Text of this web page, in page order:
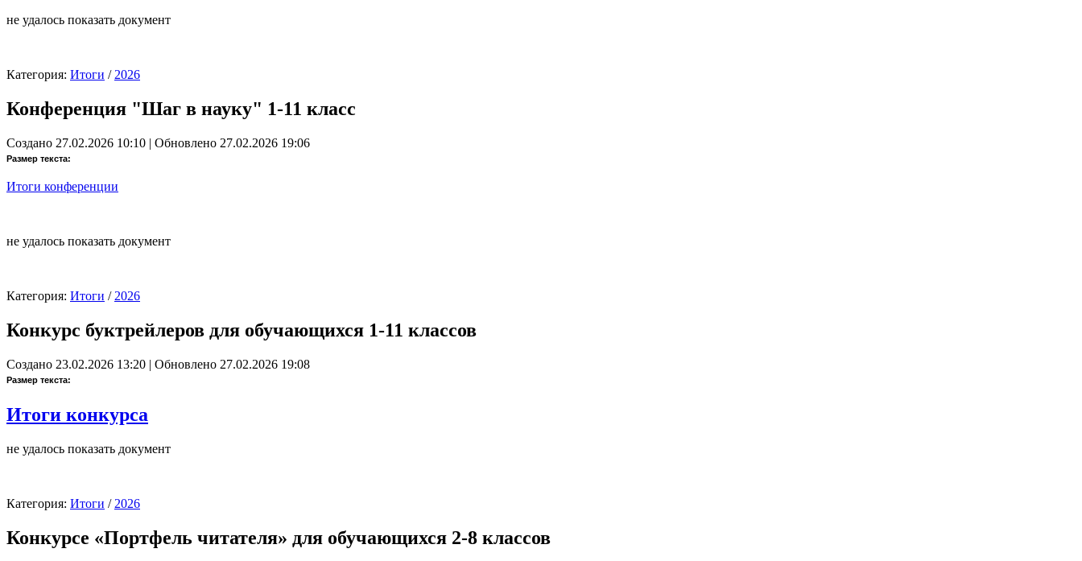
не удалось показать документ
Категория: Итоги /2026
Конференция "Шаг в науку" 1-11 класс
Создано 27.02.2026 10:10 | Обновлено 27.02.2026 19:06
Размер текста:
Итоги конференции
не удалось показать документ
Категория: Итоги / 2026
Конкурс буктрейлеров для обучающихся 1-11 классов
Создано 23.02.2026 13:20 | Обновлено 27.02.2026 19:08
Размер текста:
Итоги конкурса
не удалось показать документ
Категория: Итоги / 2026
Конкурсе «Портфель читателя» для обучающихся 2-8 классов